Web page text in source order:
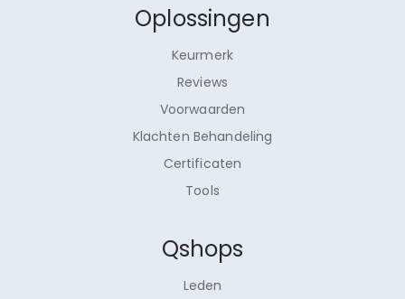
Oplossingen
Keurmerk
Reviews
Voorwaarden
Klachten Behandeling
Certificaten
Tools
Qshops
Leden